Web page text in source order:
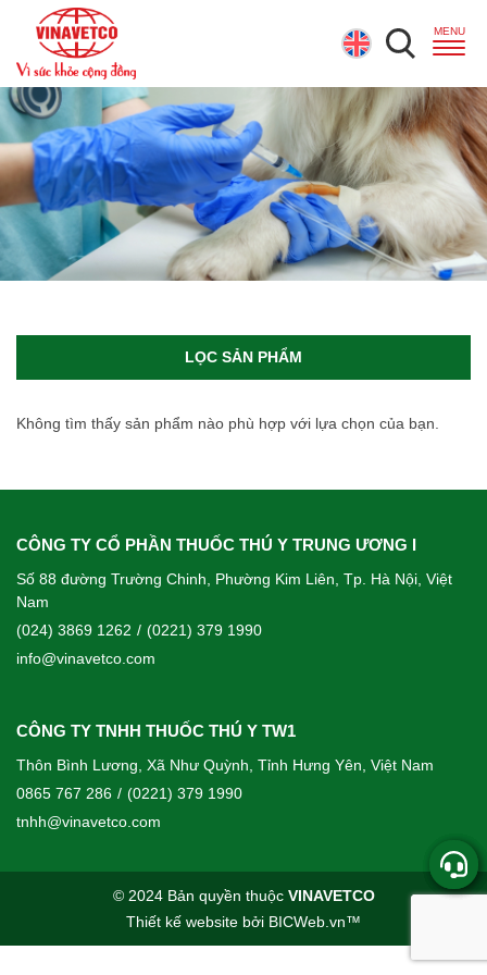
LỌC SẢN PHẨM
Không tìm thấy sản phẩm nào phù hợp với lựa chọn của bạn.
CÔNG TY CỔ PHẦN THUỐC THÚ Y TRUNG ƯƠNG I
Số 88 đường Trường Chinh, Phường Kim Liên, Tp. Hà Nội, Việt
Nam
(024) 3869 1262 / (0221) 379 1990
info@vinavetco.com
CÔNG TY TNHH THUỐC THÚ Y TW1
Thôn Bình Lương, Xã Như Quỳnh, Tỉnh Hưng Yên, Việt Nam
0865 767 286 / (0221) 379 1990
tnhh@vinavetco.com
© 2024 Bản quyền thuộc VINAVETCO
Thiết kế website bởi BICWeb.vn™